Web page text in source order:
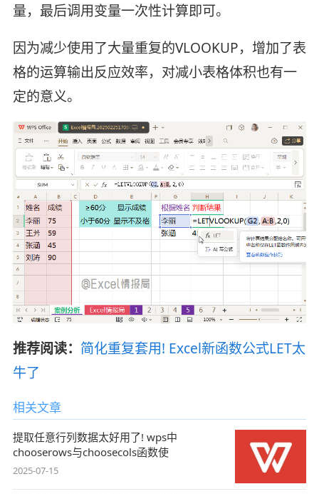
量，最后调用变量一次性计算即可。
因为减少使用了大量重复的VLOOKUP，增加了表
格的运算输出反应效率，对减小表格体积也有一
定的意义。
推荐阅读： 简化重复套用! Excel新函数公式LET太
牛了
相关文章
提取任意行列数据太好用了! wps中
chooserows与choosecols函数使
2025-07-15